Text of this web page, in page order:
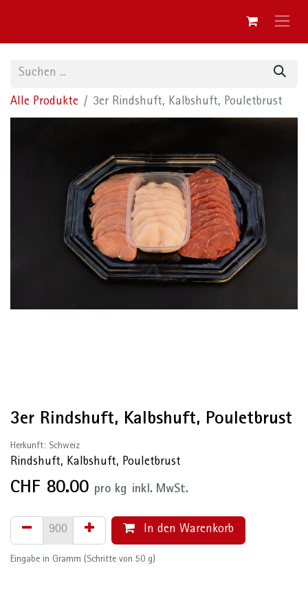
Alle Produkte 3er Rindshuft, Kalbshuft, Pouletbrust
3er Rindshuft, Kalbshuft, Pouletbrust
Herkunft: Schweiz
Rindshuft, Kalbshuft, Pouletbrust
CHF 80.00 pro kg inkl. MwSt.
In den Warenkorb
Eingabe in Gramm (Schritte von 50 g)